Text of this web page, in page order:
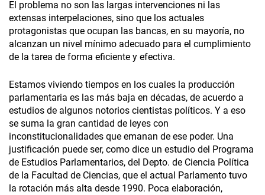
El problema no son las largas intervenciones ni las
extensas interpelaciones, sino que los actuales
protagonistas que ocupan las bancas, en su mayoría, no
alcanzan un nivel mínimo adecuado para el cumplimiento
de la tarea de forma eficiente y efectiva.
Estamos viviendo tiempos en los cuales la producción
parlamentaria es las más baja en décadas, de acuerdo a
estudios de algunos notorios cientistas políticos. Y a eso
se suma la gran cantidad de leyes con
inconstitucionalidades que emanan de ese poder. Una
justificación puede ser, como dice un estudio del Programa
de Estudios Parlamentarios, del Depto. de Ciencia Política
de la Facultad de Ciencias, que el actual Parlamento tuvo
la rotación más alta desde 1990. Poca elaboración,